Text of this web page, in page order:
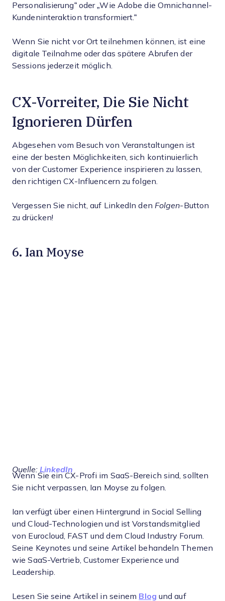
Personalisierung“ oder „Wie Adobe die Omnichannel-
Kundeninteraktion transformiert.“
Wenn Sie nicht vor Ort teilnehmen können, ist eine
digitale Teilnahme oder das spätere Abrufen der
Sessions jederzeit möglich.
CX-Vorreiter, Die Sie Nicht
Ignorieren Dürfen
Abgesehen vom Besuch von Veranstaltungen ist
eine der besten Möglichkeiten, sich kontinuierlich
von der Customer Experience inspirieren zu lassen,
den richtigen CX-Influencern zu folgen.
Vergessen Sie nicht, auf LinkedIn den Folgen-Button
zu drücken!
6. Ian Moyse
Quelle: LinkedIn
Wenn Sie ein CX-Profi im SaaS-Bereich sind, sollten
Sie nicht verpassen, Ian Moyse zu folgen.
Ian verfügt über einen Hintergrund in Social Selling
und Cloud-Technologien und ist Vorstandsmitglied
von Eurocloud, FAST und dem Cloud Industry Forum.
Seine Keynotes und seine Artikel behandeln Themen
wie SaaS-Vertrieb, Customer Experience und
Leadership.
Lesen Sie seine Artikel in seinem Blog und auf